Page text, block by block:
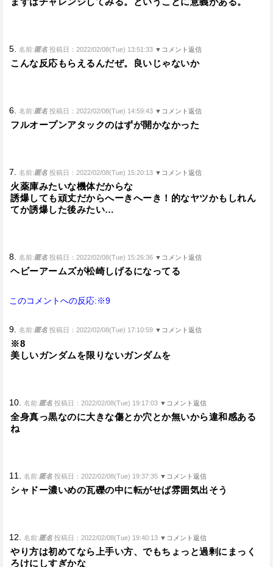
5. 名前:匿名 投稿日：2022/02/08(Tue) 13:51:33 ▼コメント返信
こんな反応もらえるんだぜ。良いじゃないか
6. 名前:匿名 投稿日：2022/02/08(Tue) 14:59:43 ▼コメント返信
フルオープンアタックのはずが開かなかった
7. 名前:匿名 投稿日：2022/02/08(Tue) 15:20:13 ▼コメント返信
火薬庫みたいな機体だからな
誘爆しても頑丈だからへーきへーき！的なヤツかもしれん
てか誘爆した後みたい…
8. 名前:匿名 投稿日：2022/02/08(Tue) 15:26:36 ▼コメント返信
ヘビーアームズが松崎しげるになってる
このコメントへの反応:※9
9. 名前:匿名 投稿日：2022/02/08(Tue) 17:10:59 ▼コメント返信
※8
美しいガンダムを限りないガンダムを
10. 名前:匿名 投稿日：2022/02/08(Tue) 19:17:03 ▼コメント返信
全身真っ黒なのに大きな傷とか穴とか無いから違和感ある
ね
11. 名前:匿名 投稿日：2022/02/08(Tue) 19:37:35 ▼コメント返信
シャドー濃いめの瓦礫の中に転がせば雰囲気出そう
12. 名前:匿名 投稿日：2022/02/08(Tue) 19:40:13 ▼コメント返信
やり方は初めてなら上手い方、でもちょっと過剰にまっく
ろけにしすぎかな